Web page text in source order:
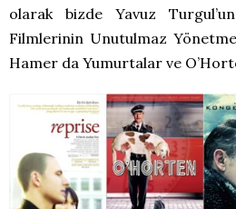
olarak bizde Yavuz
Filmlerinin Unutulmaz
Hamer da Yumurtalar ve